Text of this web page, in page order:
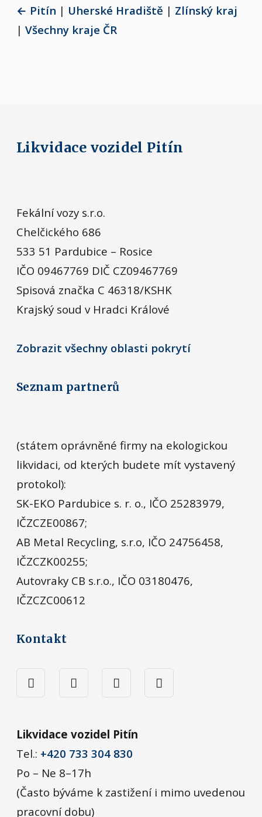
← Pitín | Uherské Hradiště | Zlínský kraj
| Všechny kraje ČR
Likvidace vozidel Pitín
Fekální vozy s.r.o.
Chelčického 686
533 51 Pardubice – Rosice
IČO 09467769 DIČ CZ09467769
Spisová značka C 46318/KSHK
Krajský soud v Hradci Králové
Zobrazit všechny oblasti pokrytí
Seznam partnerů
(státem oprávněné firmy na ekologickou
likvidaci, od kterých budete mít vystavený
protokol):
SK-EKO Pardubice s. r. o., IČO 25283979,
IČZCZE00867;
AB Metal Recycling, s.r.o, IČO 24756458,
IČZCZK00255;
Autovraky CB s.r.o., IČO 03180476,
IČZCZC00612
Kontakt
Likvidace vozidel Pitín
Tel.: +420 733 304 830
Po – Ne 8–17h
(Často býváme k zastižení i mimo uvedenou
pracovní dobu)